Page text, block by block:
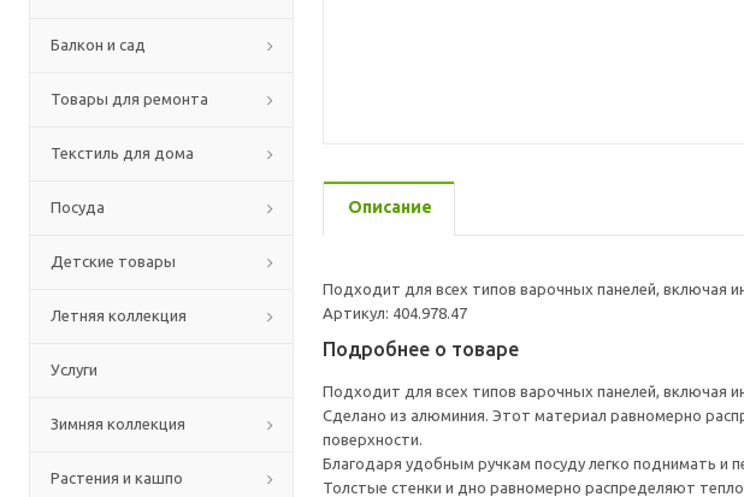
Балкон и сад
Товары для ремонта
Текстиль для дома
Посуда
Детские товары
Летняя коллекция
Услуги
Зимняя коллекция
Растения и кашпо
Описание
Подходит для всех типов варочных панелей, включая
Артикул: 404.978.47
Подробнее о товаре
Подходит для всех типов варочных панелей, включая
Сделано из алюминия. Этот материал равномерно
поверхности.
Благодаря удобным ручкам посуду легко поднимать и
Толстые стенки и дно равномерно распределяют